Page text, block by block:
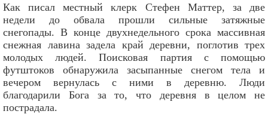
Как писал местный клерк Стефен Маттер, за две
недели до обвала прошли сильные затяжные
снегопады. В конце двухнедельного срока массивная
снежная лавина задела край деревни, поглотив трех
молодых людей. Поисковая партия с помощью
футштоков обнаружила засыпанные снегом тела и
вечером вернулась с ними в деревню. Люди
благодарили Бога за то, что деревня в целом не
пострадала.